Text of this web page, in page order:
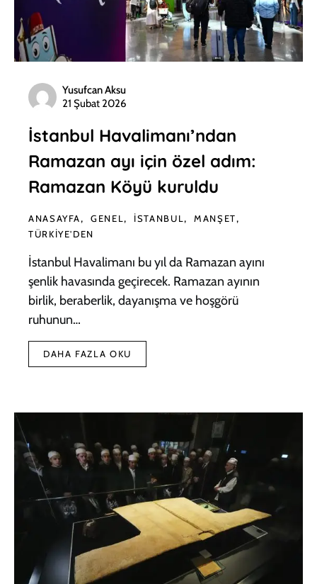
Yusufcan Aksu
21 Şubat 2026
İstanbul Havalimanı’ndan
Ramazan ayı için özel adım:
Ramazan Köyü kuruldu
ANASAYFA GENEL İSTANBUL
MANŞET
TÜRKIYE'DEN
İstanbul Havalimanı bu yıl da Ramazan ayını
şenlik havasında geçirecek. Ramazan ayının
birlik, beraberlik, dayanışma ve hoşgörü
ruhunun…
DAHA FAZLA OKU